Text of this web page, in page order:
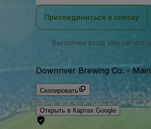
Присоединиться к списку
Выполняя вход или
Downriver Brewing Co. -
Скопировать
Открыть в Картах Google